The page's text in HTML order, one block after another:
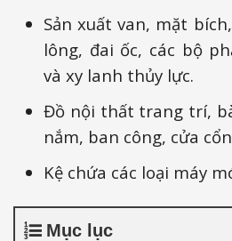
Sản xuất van, mặt
lông, đai ốc, các bộ
và xy lanh thủy lực.
Đồ nội thất trang trí,
nắm, ban công, cửa
Kệ chứa các loại máy
Mục lục